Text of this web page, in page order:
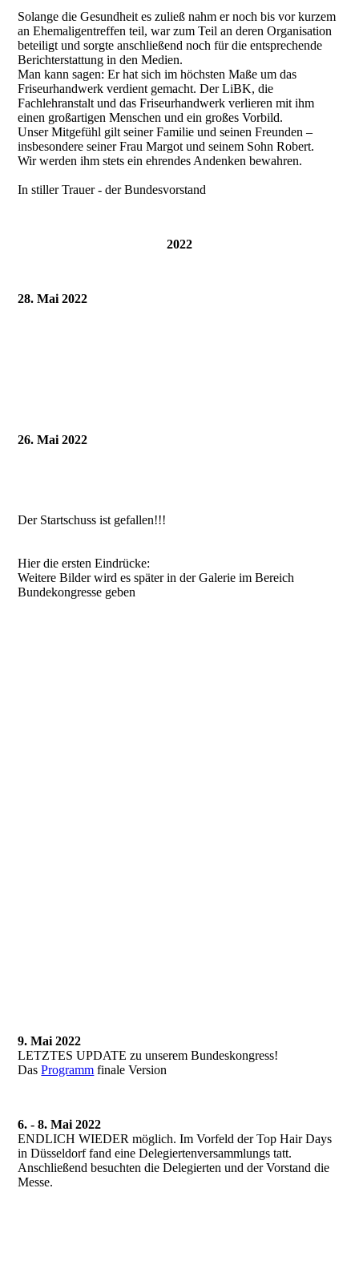
Solange die Gesundheit es zuließ nahm er noch bis vor kurzem
an Ehemaligentreffen teil, war zum Teil an deren Organisation
beteiligt und sorgte anschließend noch für die entsprechende
Berichterstattung in den Medien.
Man kann sagen: Er hat sich im höchsten Maße um das
Friseurhandwerk verdient gemacht. Der LiBK, die
Fachlehranstalt und das Friseurhandwerk verlieren mit ihm
einen großartigen Menschen und ein großes Vorbild.
Unser Mitgefühl gilt seiner Familie und seinen Freunden –
insbesondere seiner Frau Margot und seinem Sohn Robert.
Wir werden ihm stets ein ehrendes Andenken bewahren.
In stiller Trauer - der Bundesvorstand
2022
28. Mai 2022
26. Mai 2022
Der Startschuss ist gefallen!!!
Hier die ersten Eindrücke:
Weitere Bilder wird es später in der Galerie im Bereich
Bundekongresse geben
9. Mai 2022
LETZTES UPDATE zu unserem Bundeskongress!
DasProgramm finale Version
6. - 8. Mai 2022
ENDLICH WIEDER möglich. Im Vorfeld der Top Hair Days
in Düsseldorf fand eine Delegiertenversammlungs tatt.
Anschließend besuchten die Delegierten und der Vorstand die
Messe.